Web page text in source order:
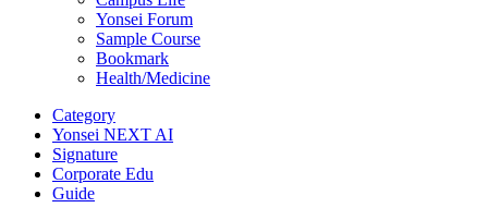
Yonsei Forum
Sample Course
Bookmark
Health/Medicine
Category
Yonsei NEXT AI
Signature
Corporate Edu
Guide